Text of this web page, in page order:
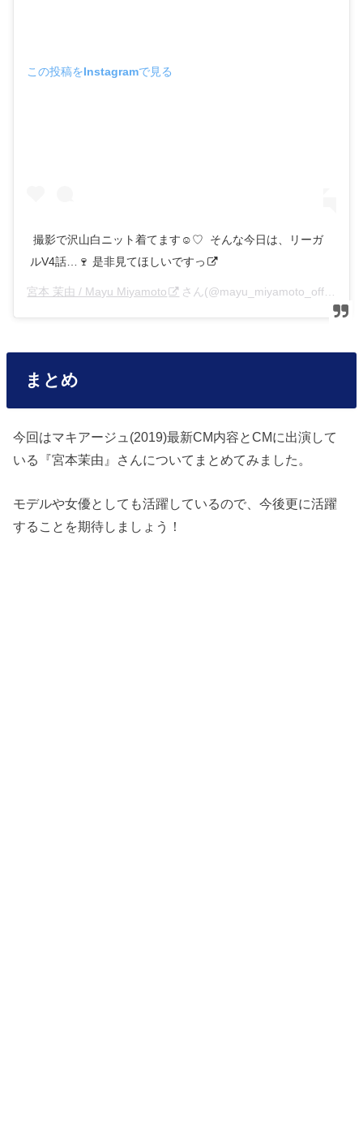
この投稿をInstagramで見る
ㅤㅤㅤㅤㅤㅤㅤㅤㅤㅤㅤㅤㅤ 撮影で沢山白ニット着てます☺︎♡ ㅤㅤㅤㅤㅤㅤㅤㅤㅤㅤㅤㅤㅤ そんな今日は、リーガ
ルV4話…🍷 是非見てほしいですっ
宮本 茉由 / Mayu Miyamoto さん(@mayu_miyamoto_official)がシェアした投稿 –
まとめ
今回はマキアージュ(2019)最新CM内容とCMに出演して
いる『宮本茉由』さんについてまとめてみました。
モデルや女優としても活躍しているので、今後更に活躍
することを期待しましょう！